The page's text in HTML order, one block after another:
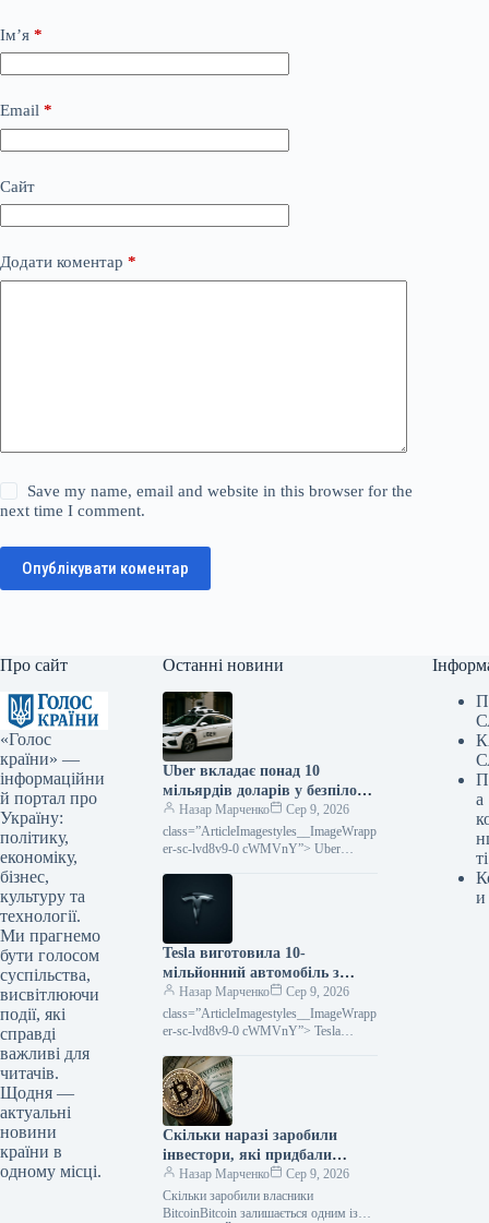
Ім’я *
Email *
Сайт
Додати коментар *
Save my name, email and website in this browser for the
next time I comment.
Опублікувати коментар
Про сайт
«Голос
країни» —
інформаційни
й портал про
Україну:
політику,
економіку,
бізнес,
культуру та
технології.
Ми прагнемо
бути голосом
суспільства,
висвітлюючи
події, які
справді
важливі для
читачів.
Щодня —
актуальні
новини
країни в
одному місці.
Останні новини
Uber вкладає понад 10
мільярдів доларів у безпілотні
таксіНазар Марченко
Сер 9, 2026
class=”ArticleImagestyles__ImageWrapp
er-sc-lvd8v9-0 cWMVnY”> Uber
доларів у розширення мережі
роботаксі протягом найбли নীতিлких…
Tesla виготовила 10-
мільйонний автомобіль з
електричним двигуном.
Назар Марченко
Сер 9, 2026
class=”ArticleImagestyles__ImageWrapp
er-sc-lvd8v9-0 cWMVnY”> Tesla
досягла визначної віхи — компанія
виробл 10-мільйонний електричний
транспортний засіб.Цю новину
оприлюднив…
Скільки наразі заробили
інвестори, які придбали
Bitcoin десятиліття тому
Назар Марченко
Сер 9, 2026
Скільки заробили власники
BitcoinBitcoin залишається одним із
а
ті
и